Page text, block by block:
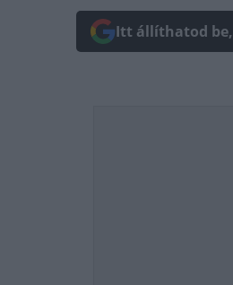
Itt állíthatod be,